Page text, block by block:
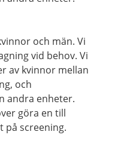
och män. Vi
vid behov. Vi
av kvinnor mellan
och
andra enheter.
göra en till
på screening.